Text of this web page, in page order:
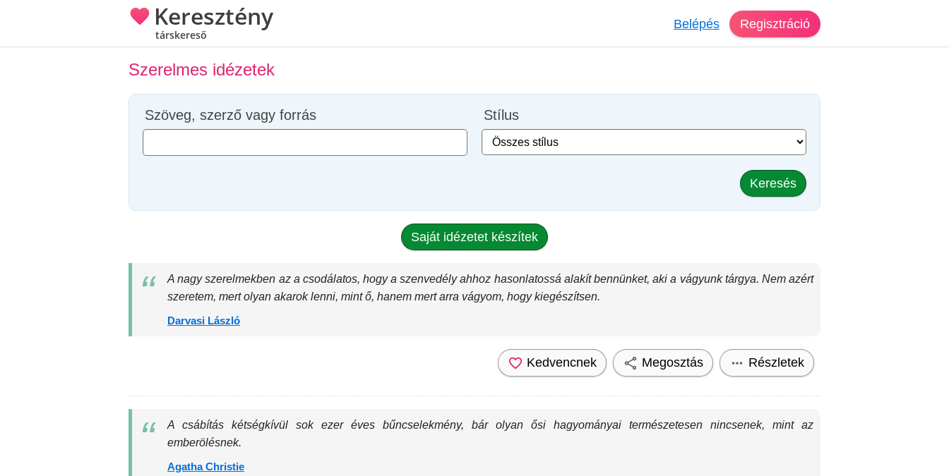
Keresztény
társkereső
Belépés Regisztráció
Szerelmes idézetek
Szöveg, szerző vagy forrás Stílus
Keresés
Saját idézetet készítek
A nagy szerelmekben az a csodálatos, hogy a szenvedély ahhoz hasonlatossá alakít bennünket, aki a vágyunk tárgya. Nem azért
szeretem, mert olyan akarok lenni, mint ő, hanem mert arra vágyom, hogy kiegészítsen.
Darvasi László
Kedvencnek Megosztás Részletek
A csábítás kétségkívül sok ezer éves bűncselekmény, bár olyan ősi hagyományai természetesen nincsenek, mint az
emberölésnek.
Agatha Christie